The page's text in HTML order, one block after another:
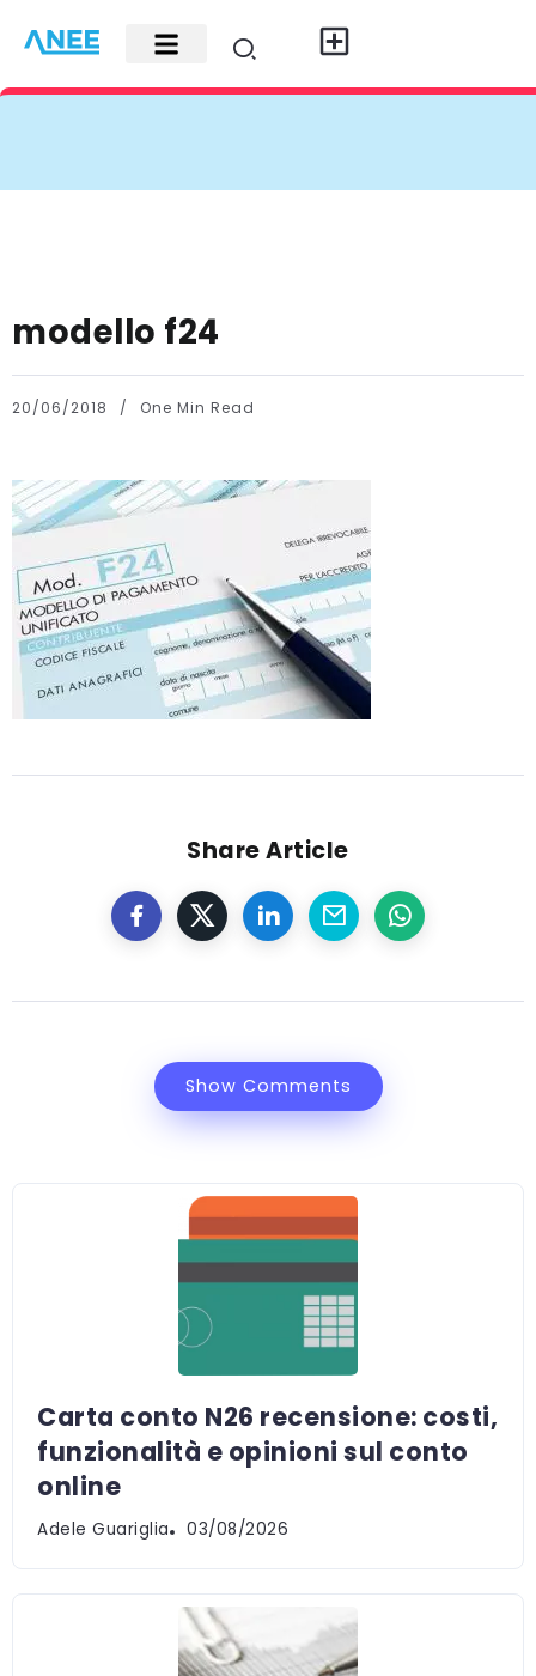
modello f24
20/06/2018 One Min Read
Share Article
Show Comments
Carta conto N26 recensione: costi,
funzionalità e opinioni sul conto
online
Adele Guariglia 03/08/2026